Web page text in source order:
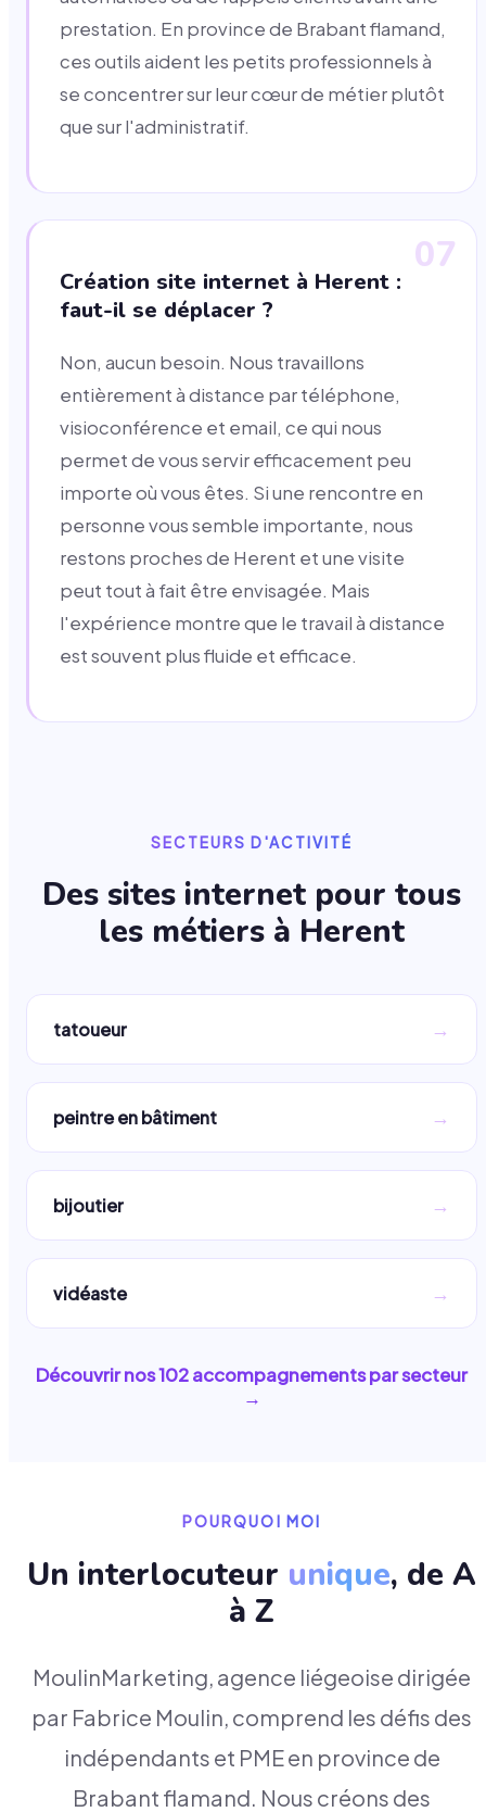
prestation. En province de Brabant flamand,
ces outils aident les petits professionnels à
se concentrer sur leur cœur de métier plutôt
que sur l'administratif.
07
Création site internet à Herent :
faut-il se déplacer ?
Non, aucun besoin. Nous travaillons
entièrement à distance par téléphone,
visioconférence et email, ce qui nous
permet de vous servir efficacement peu
importe où vous êtes. Si une rencontre en
personne vous semble importante, nous
restons proches de Herent et une visite
peut tout à fait être envisagée. Mais
l'expérience montre que le travail à distance
est souvent plus fluide et efficace.
SECTEURS D'ACTIVITÉ
Des sites internet pour tous
les métiers à Herent
tatoueur →
peintre en bâtiment →
bijoutier →
vidéaste →
Découvrir nos102accompagnements par secteur
→
POURQUOI MOI
Un interlocuteur unique, de A
à Z
MoulinMarketing, agence liégeoise dirigée
par Fabrice Moulin, comprend les défis des
indépendants et PME en province de
Brabant flamand. Nous créons des